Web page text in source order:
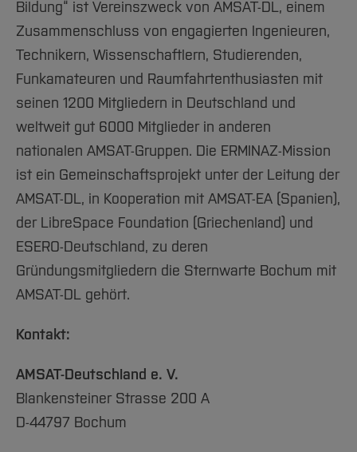
Bildung“ ist Vereinszweck von AMSAT-DL, einem
Zusammenschluss von engagierten Ingenieuren,
Technikern, Wissenschaftlern, Studierenden,
Funkamateuren und Raumfahrtenthusiasten mit
seinen 1200 Mitgliedern in Deutschland und
weltweit gut 6000 Mitglieder in anderen
nationalen AMSAT-Gruppen. Die ERMINAZ-Mission
ist ein Gemeinschaftsprojekt unter der Leitung der
AMSAT-DL, in Kooperation mit AMSAT-EA (Spanien),
der LibreSpace Foundation (Griechenland) und
ESERO-Deutschland, zu deren
Gründungsmitgliedern die Sternwarte Bochum mit
AMSAT-DL gehört.
Kontakt:
AMSAT-Deutschland e. V.
Blankensteiner Strasse 200 A
D-44797 Bochum